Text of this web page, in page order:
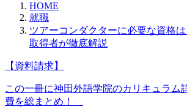
HOME
就職
ツアーコンダクターに必要な資格
取得者が徹底解説
【資料請求】
この一冊に神田外語学院のカリキュラム
費を総まとめ！